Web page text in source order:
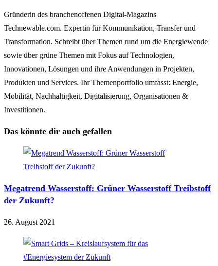
Gründerin des branchenoffenen Digital-Magazins
Technewable.com. Expertin für Kommunikation, Transfer und
Transformation. Schreibt über Themen rund um die Energiewende
sowie über grüne Themen mit Fokus auf Technologien,
Innovationen, Lösungen und ihre Anwendungen in Projekten,
Produkten und Services. Ihr Themenportfolio umfasst: Energie,
Mobilität, Nachhaltigkeit, Digitalisierung, Organisationen &
Investitionen.
Das könnte dir auch gefallen
Megatrend Wasserstoff: Grüner Wasserstoff Treibstoff
der Zukunft?
26. August 2021